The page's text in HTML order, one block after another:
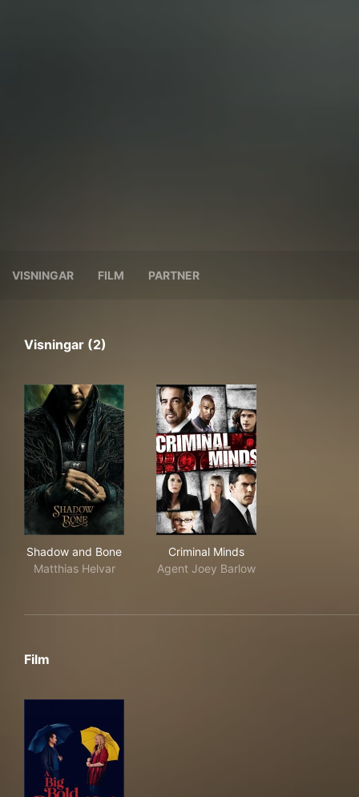
VISNINGAR FILM PARTNER
Visningar (2)
Shadow and Bone
Matthias Helvar
Criminal Minds
Agent Joey Barlow
Film